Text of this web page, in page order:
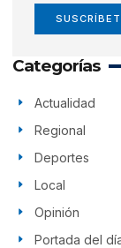
Categorías
Actualidad
Regional
Deportes
Local
Opinión
Portada del